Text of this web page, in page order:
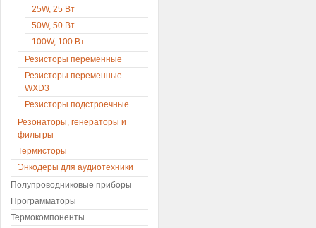
25W, 25 Вт
50W, 50 Вт
100W, 100 Вт
Резисторы переменные
Резисторы переменные
WXD3
Резисторы подстроечные
Резонаторы, генераторы и
фильтры
Термисторы
Энкодеры для аудиотехники
Полупроводниковые приборы
Программаторы
Термокомпоненты